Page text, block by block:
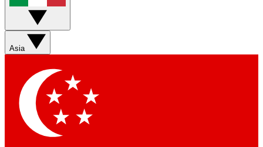
Asia